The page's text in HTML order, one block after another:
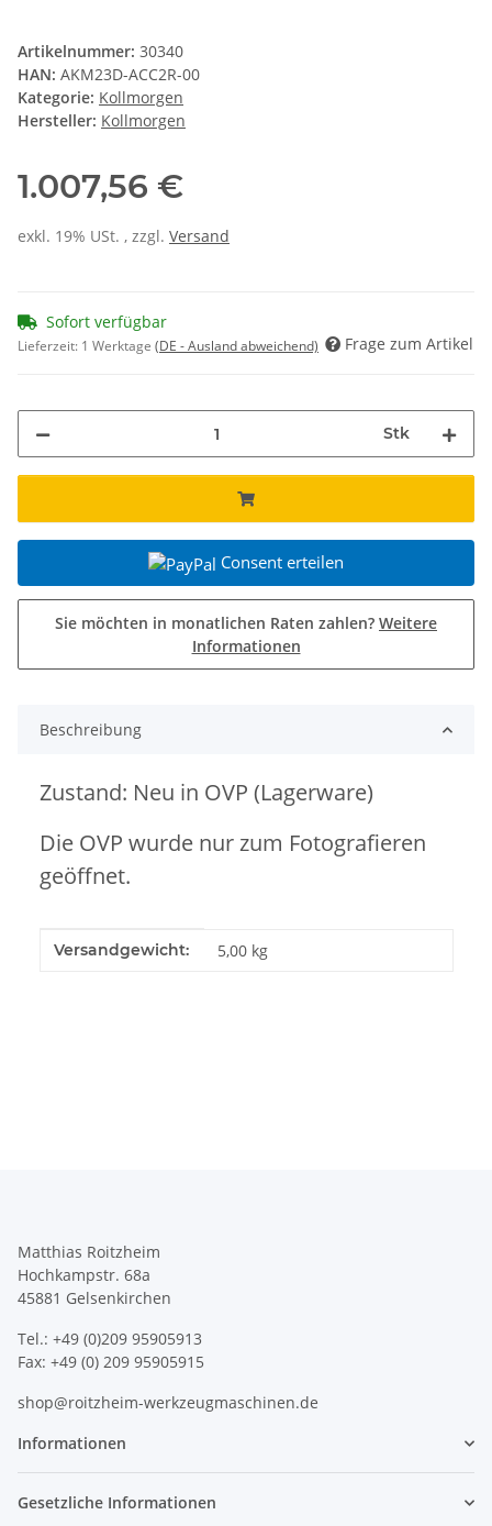
Artikelnummer: 30340
HAN: AKM23D-ACC2R-00
Kategorie: Kollmorgen
Hersteller: Kollmorgen
1.007,56 €
exkl. 19% USt. , zzgl. Versand
Sofort verfügbar
Lieferzeit: 1 Werktage (DE - Ausland abweichend) Frage zum Artikel
Stk
Consent erteilen
Sie möchten in monatlichen Raten zahlen? Weitere
Informationen
Beschreibung
Zustand: Neu in OVP (Lagerware)
Die OVP wurde nur zum Fotografieren
geöffnet.
Produkteigenschaft
Wert
Versandgewicht: 5,00 kg
Matthias Roitzheim
Hochkampstr. 68a
45881 Gelsenkirchen
Tel.: +49 (0)209 95905913
Fax: +49 (0) 209 95905915
shop@roitzheim-werkzeugmaschinen.de
Informationen
Gesetzliche Informationen